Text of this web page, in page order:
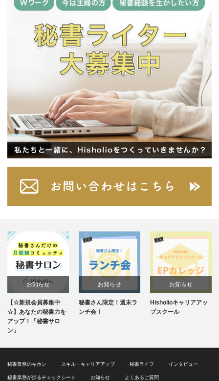
お知らせ
未分類
【☆新規会員募集中
☆】あなたの秘書力を
アップ！「秘書サロ
ン」
お知らせ
秘書さん限定！週末ラ
ンチ会！
お知らせ
Hisholioキャリアアッ
プスクール
秘書業務のキホン スキル・キャリアアップ 秘書ライフ インタビュー
秘書業務が捗るチェックシート お知らせ よくあるご質問